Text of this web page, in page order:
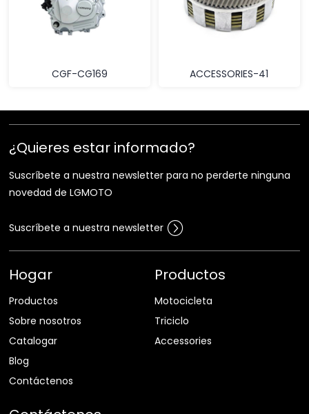
CGF-CG169 ACCESSORIES-41
¿Quieres estar informado?
Suscríbete a nuestra newsletter para no perderte ninguna
novedad de LGMOTO
Suscríbete a nuestra newsletter
Hogar
Productos
Sobre nosotros
Catalogar
Blog
Contáctenos
Productos
Motocicleta
Triciclo
Accessories